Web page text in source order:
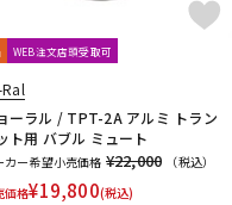
New Stone Lined
OKURA + MUTE
Barone
Pillinger
Queen Brass
WEB注文店頭受取可
ーラル / TPT-2A アルミ トラン
ト用 バブル ミュート
カー希望小売価格 ¥22,000
（税込）
価格¥19,800(税込)